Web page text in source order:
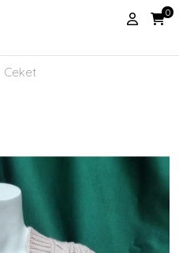
0
Ceket